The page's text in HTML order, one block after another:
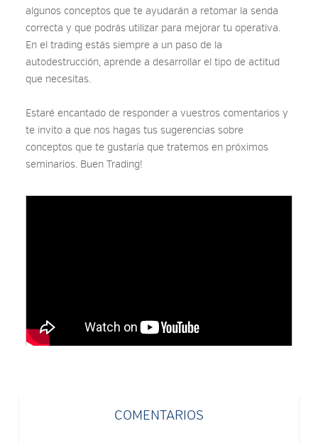
algunos conceptos que te ayudarán a retomar la senda
correcta y que podrás utilizar para mejorar tu operativa.
En el trading estás siempre a un paso de la
autodestrucción, aprende a desarrollar el tipo de actitud
que necesitas.
Estaré encantado de responder a vuestros comentarios y
te invito a que nos hagas tus sugerencias sobre
conceptos que te gustaría que tratemos en próximos
seminarios. Buen Trading!
COMENTARIOS